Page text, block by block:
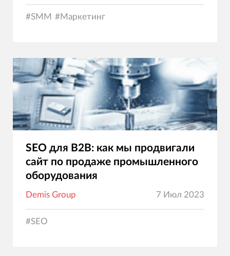
#SMM #Маркетинг
SEO для B2B: как мы продвигали
сайт по продаже промышленного
оборудования
Demis Group 7 Июл 2023
#SEO